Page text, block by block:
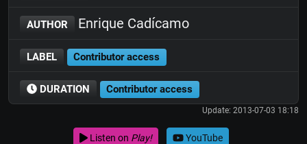
AUTHOR Enrique Cadícamo
LABEL Contributor access
DURATION Contributor access
Update: 2013-07-03 18:18
Listen on Play! YouTube